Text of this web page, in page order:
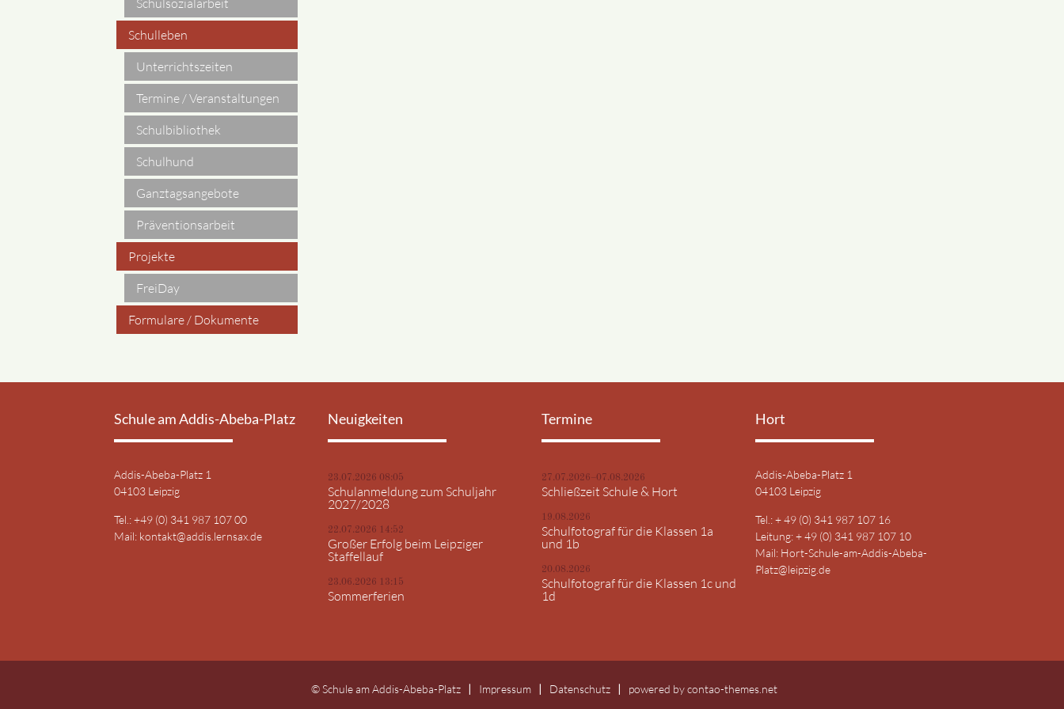
Schulleben
Unterrichtszeiten
Termine / Veranstaltungen
Schulbibliothek
Schulhund
Ganztagsangebote
Präventionsarbeit
Projekte
FreiDay
Formulare / Dokumente
Schule am Addis-Abeba-Platz
Addis-Abeba-Platz 1
04103 Leipzig
Tel.: +49 (0) 341 987 107 00
Mail: kontakt@addis.lernsax.de
Neuigkeiten
23.07.2026 08:05
Schulanmeldung zum Schuljahr
2027/2028
22.07.2026 14:52
Großer Erfolg beim Leipziger
Staffellauf
23.06.2026 13:15
Sommerferien
Termine
27.07.2026–07.08.2026
Schließzeit Schule & Hort
19.08.2026
Schulfotograf für die Klassen 1a
und 1b
20.08.2026
Schulfotograf für die Klassen 1c und
1d
Hort
Addis-Abeba-Platz 1
04103 Leipzig
Tel.: + 49 (0) 341 987 107 16
Leitung: + 49 (0) 341 987 107 10
Mail: Hort-Schule-am-Addis-Abeba-
Platz@leipzig.de
© Schule am Addis-Abeba-Platz Impressum Datenschutz powered bycontao-themes.net